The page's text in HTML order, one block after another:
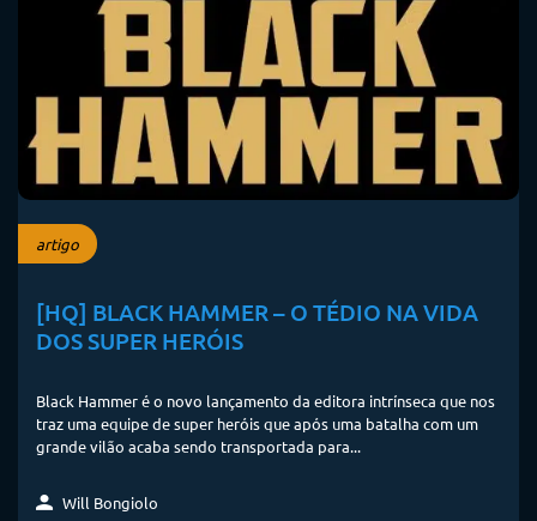
artigo
[HQ] BLACK HAMMER – O TÉDIO NA VIDA
DOS SUPER HERÓIS
Black Hammer é o novo lançamento da editora intrínseca que nos
traz uma equipe de super heróis que após uma batalha com um
grande vilão acaba sendo transportada para...
Will Bongiolo